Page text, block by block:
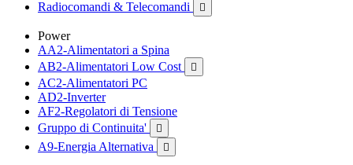
Radiocomandi & Telecomandi 
Power
AA2-Alimentatori a Spina
AB2-Alimentatori Low Cost

AC2-Alimentatori PC
AD2-Inverter
AF2-Regolatori di Tensione
Gruppo di Continuita'

A9-Energia Alternativa 